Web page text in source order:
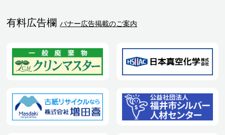
有料広告欄 バナー広告掲載のご案内